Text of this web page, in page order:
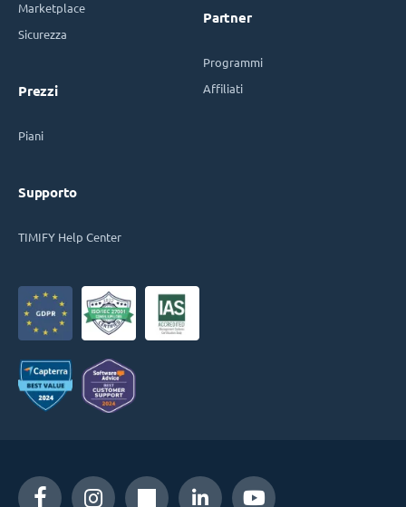
Marketplace
Sicurezza
Prezzi
Piani
Supporto
TIMIFY Help Center
Partner
Programmi
Affiliati